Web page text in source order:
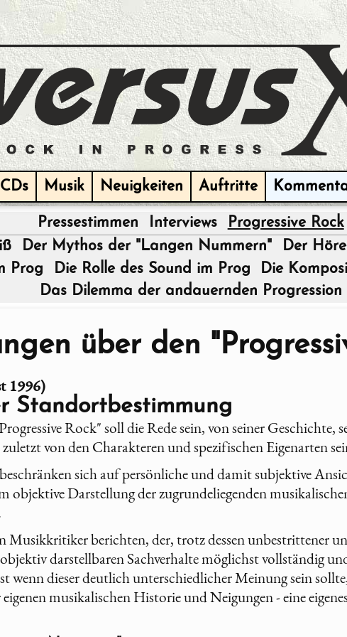
CDs Musik Neuigkeiten Auftritte
Pressestimmen Interviews Progressive Rock
|
Der Mythos der "Langen Nummern"
Der
Prog
Die Rolle des Sound im Prog
Die
Das Dilemma der andauernden Progression
über den
1996)
Standortbestimmung
Rock" soll die Rede sein, von seiner Geschichte,
von den Charakteren und spezifischen Eigenarten
sich auf persönliche und damit subjektive
objektive Darstellung der zugrundeliegenden
Musikkritiker berichten, der, trotz dessen unbestrittener
darstellbaren Sachverhalte möglichst vollständig
wenn dieser deutlich unterschiedlicher Meinung sein
musikalischen Historie und Neigungen - eine